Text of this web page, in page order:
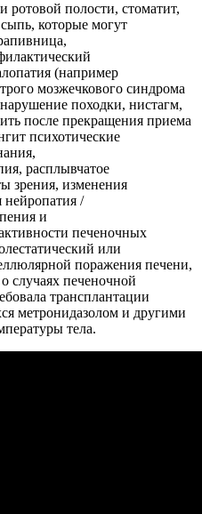
ротовой полости, стоматит,
которые могут
(например
мозжечкового синдрома
походки, нистагм,
после прекращения приема
психотические
расплывчатое
зрения, изменения
нейропатия /
и
печеночных
или
поражения печени,
случаях печеночной
трансплантации
метронидазолом и другими
тела.